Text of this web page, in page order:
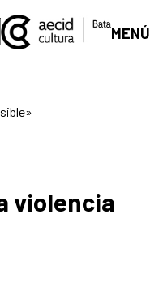
MENÚ
violencia